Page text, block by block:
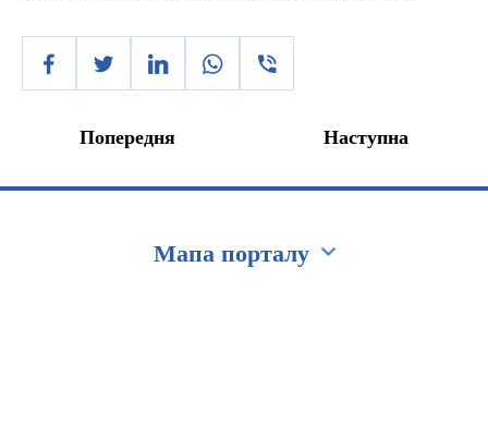
Попередня Наступна
Мапа порталу